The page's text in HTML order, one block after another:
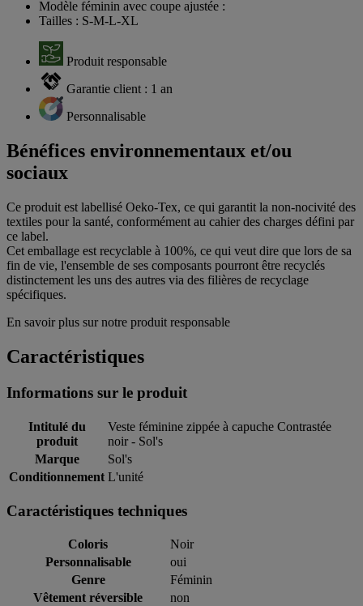
Modèle féminin avec coupe ajustée :
Tailles : S-M-L-XL
Produit responsable
Garantie client : 1 an
Personnalisable
Bénéfices environnementaux et/ou
sociaux
Ce produit est labellisé Oeko-Tex, ce qui garantit la non-nocivité des
textiles pour la santé, conformément au cahier des charges défini par
ce label.
Cet emballage est recyclable à 100%, ce qui veut dire que lors de sa
fin de vie, l'ensemble de ses composants pourront être recyclés
distinctement les uns des autres via des filières de recyclage
spécifiques.
En savoir plus sur notre produit responsable
Caractéristiques
Informations sur le produit
Intitulé du
produit
Veste féminine zippée à capuche Contrastée
noir - Sol's
Marque
Sol's
Conditionnement L'unité
Caractéristiques techniques
Coloris
Noir
Personnalisable
oui
Genre
Féminin
Vêtement réversible
non